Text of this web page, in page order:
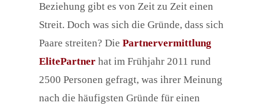
Beziehung gibt es von Zeit zu Zeit einen
Streit. Doch was sich die Gründe, dass sich
Paare streiten? Die Partnervermittlung
ElitePartner hat im Frühjahr 2011 rund
2500 Personen gefragt, was ihrer Meinung
nach die häufigsten Gründe für einen